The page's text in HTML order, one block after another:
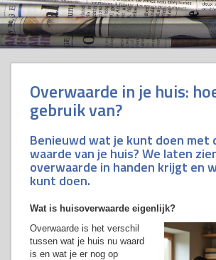
Overwaarde in je huis:
gebruik van?
Benieuwd wat je kunt doen met
waarde van je huis? We laten
overwaarde in handen krijgt en
kunt doen.
Wat is huisoverwaarde eigenlijk?
Overwaarde is het verschil
tussen wat je huis nu waard
is en wat je er nog op